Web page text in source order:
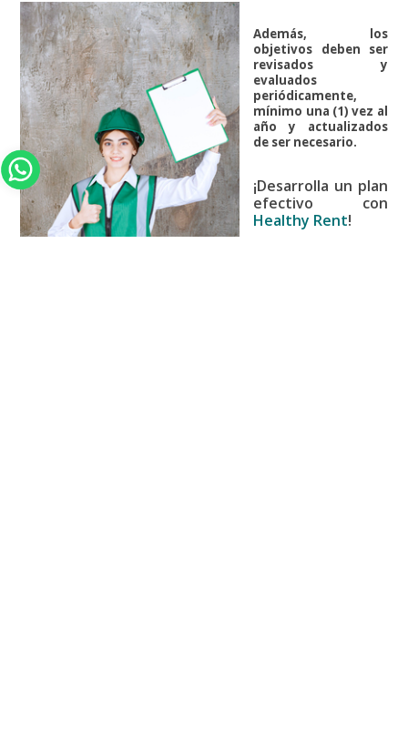
Además, los
objetivos deben ser
revisados y
evaluados
periódicamente,
mínimo una (1) vez al
año y actualizados
de ser necesario.
¡Desarrolla un plan
efectivo con
Healthy Rent!